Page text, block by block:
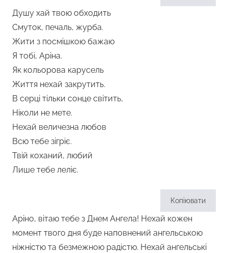
Душу хай твою обходить
Смуток, печаль, журба.
Жити з посмішкою бажаю
Я тобі, Аріна.
Як кольорова карусель
Життя нехай закрутить.
В серці тільки сонце світить,
Ніколи не мете.
Нехай величезна любов
Всю тебе зігріє.
Твій коханий, любий
Лише тебе леліє.
Копіювати
Аріно, вітаю тебе з Днем Ангела! Нехай кожен
момент твого дня буде наповнений ангельською
ніжністю та безмежною радістю. Нехай ангельські